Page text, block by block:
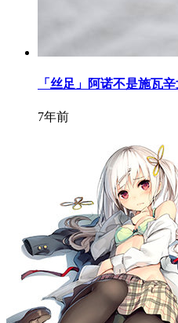
「丝足」阿诺不是施瓦
7年前